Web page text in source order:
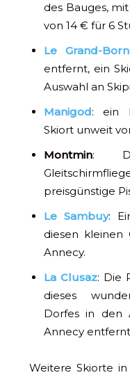
des Bauges,
von 14 € für 6
Le Grand-
entfernt, ein
Auswahl an
Manigod: ein
Skiort unweit
Montmin:
preisgünstige
Le Sambuy:
diesen kleinen
Annecy.
La Clusaz: Die
dieses
Dorfes in den
Annecy
Weitere Skiorte